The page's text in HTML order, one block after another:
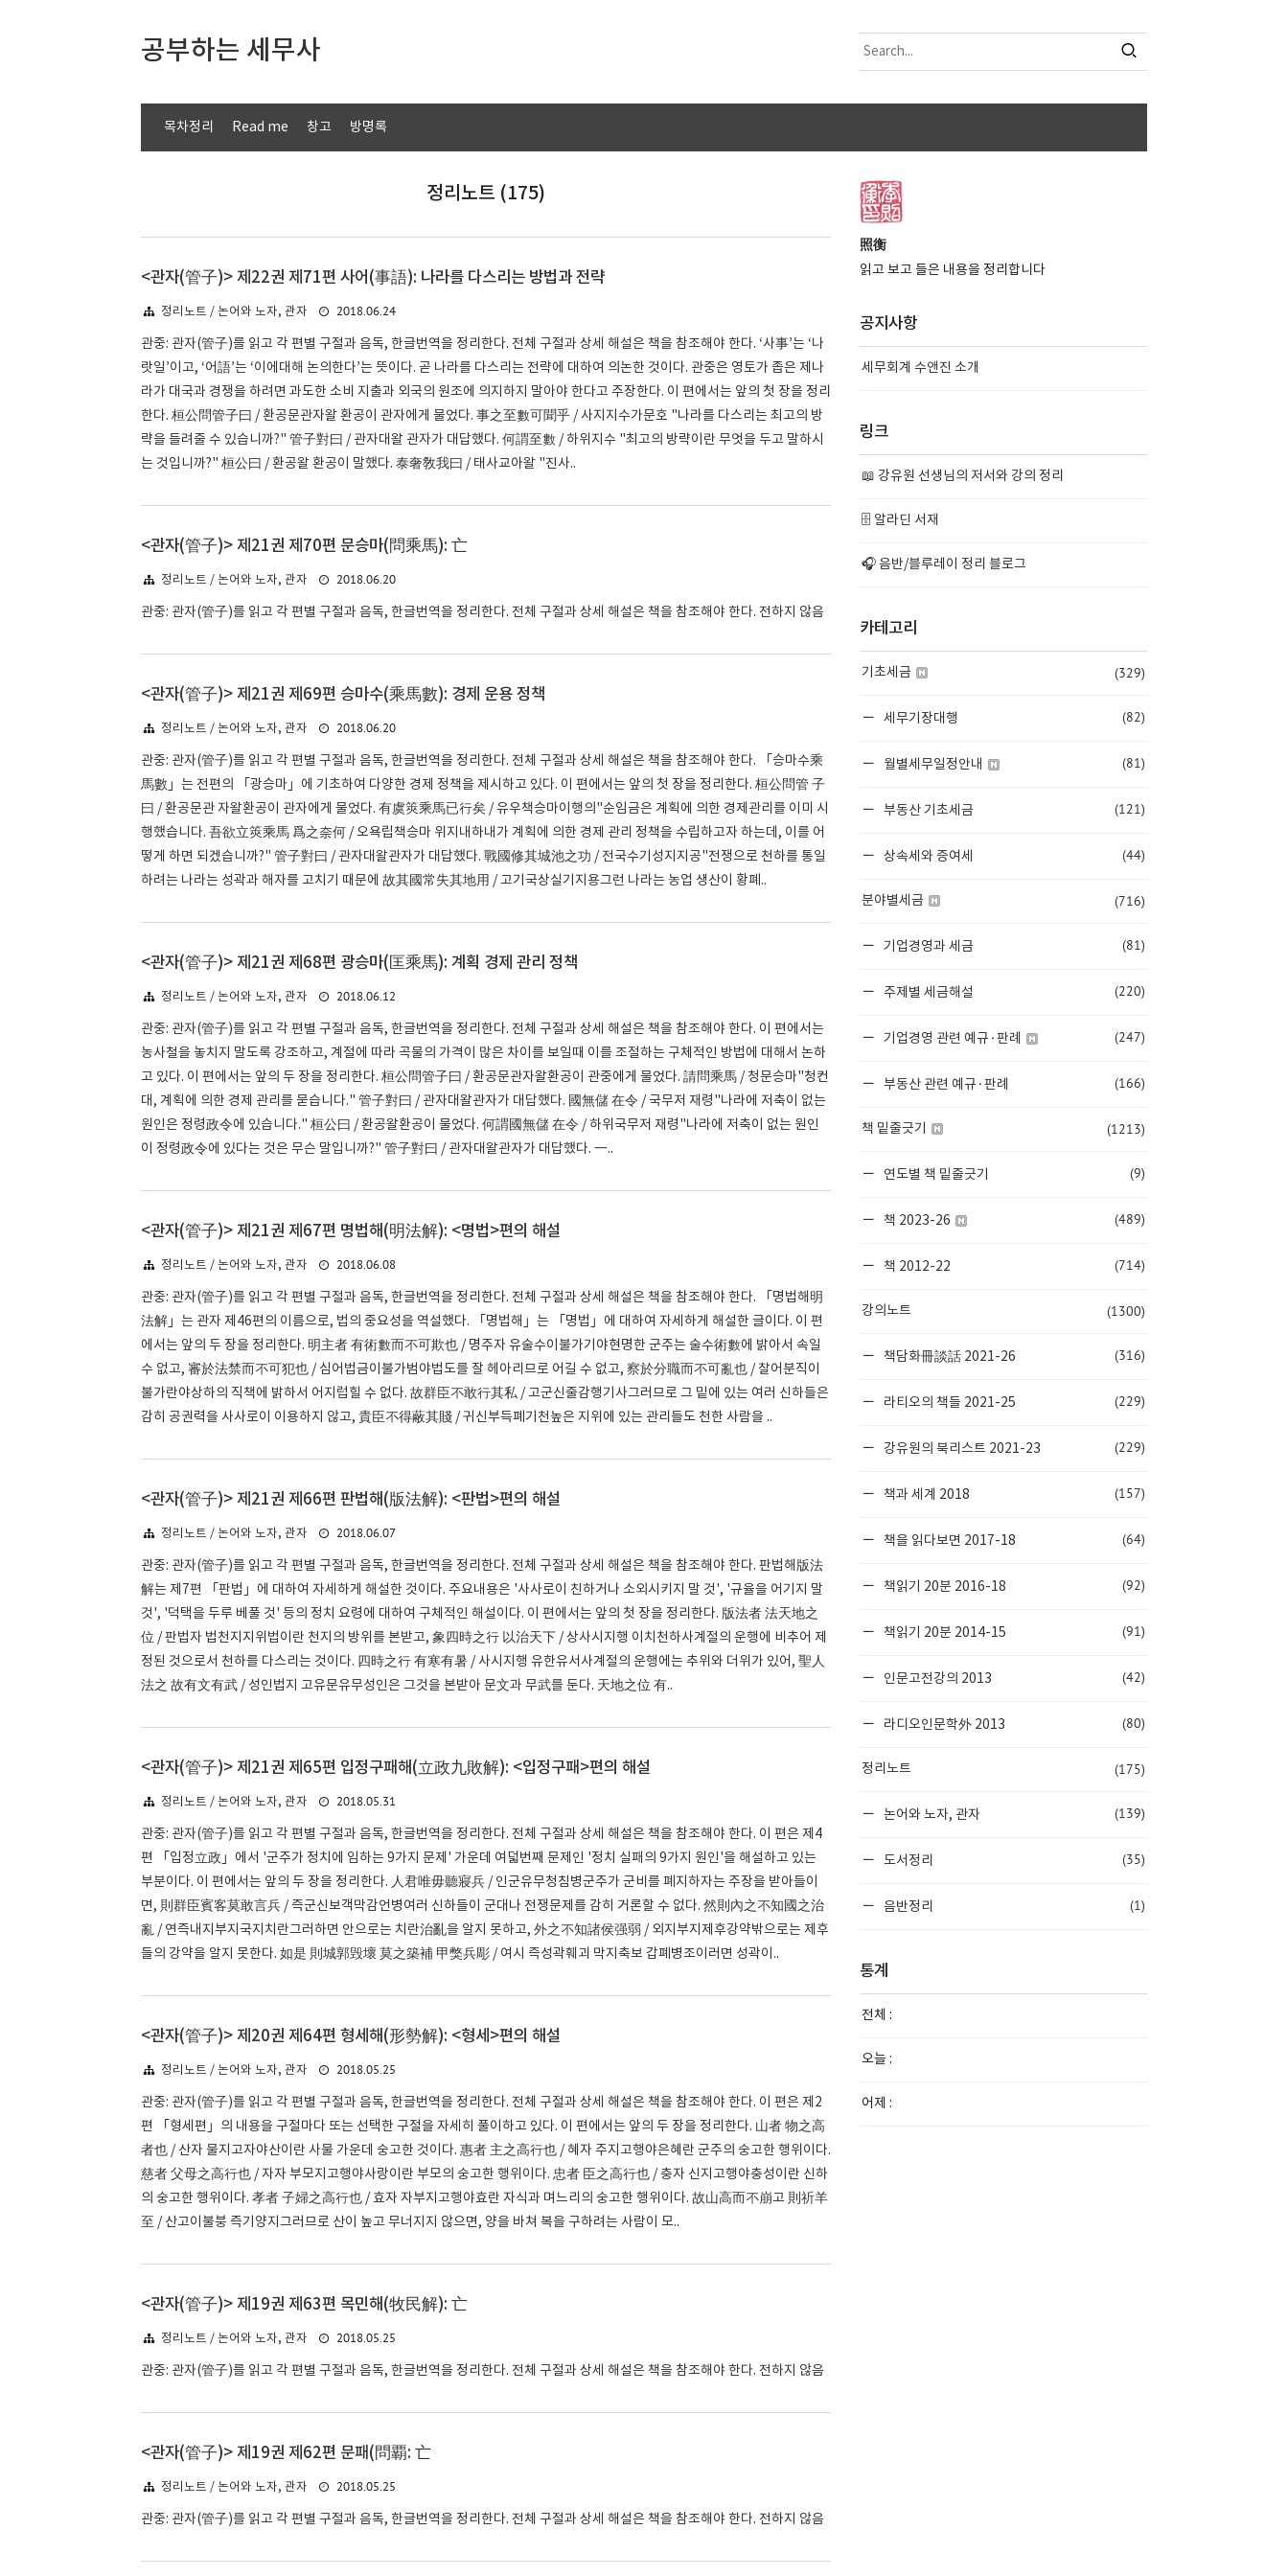
공부하는 세무사
목차정리 Read me 창고 방명록
정리노트 (175)
<관자(管子)> 제22권 제71편 사어(事語): 나라를 다스리는 방법과 전략
정리노트 / 논어와 노자, 관자 2018.06.24
관중: 관자(管子)를 읽고 각 편별 구절과 음독, 한글번역을 정리한다. 전체 구절과 상세 해설은 책을 참조해야 한다. ‘사事’는 ‘나
랏일’이고, ‘어語’는 ‘이에대해 논의한다’는 뜻이다. 곧 나라를 다스리는 전략에 대하여 의논한 것이다. 관중은 영토가 좁은 제나
라가 대국과 경쟁을 하려면 과도한 소비 지출과 외국의 원조에 의지하지 말아야 한다고 주장한다. 이 편에서는 앞의 첫 장을 정리
한다. 桓公問管子曰 / 환공문관자왈 환공이 관자에게 물었다. 事之至數可聞乎 / 사지지수가문호 "나라를 다스리는 최고의 방
략을 들려줄 수 있습니까?" 管子對曰 / 관자대왈 관자가 대답했다. 何謂至數 / 하위지수 "최고의 방략이란 무엇을 두고 말하시
는 것입니까?" 桓公曰 / 환공왈 환공이 말했다. 泰奢敎我曰 / 태사교아왈 "진사..
<관자(管子)> 제21권 제70편 문승마(問乘馬): 亡
정리노트 / 논어와 노자, 관자 2018.06.20
관중: 관자(管子)를 읽고 각 편별 구절과 음독, 한글번역을 정리한다. 전체 구절과 상세 해설은 책을 참조해야 한다. 전하지 않음
<관자(管子)> 제21권 제69편 승마수(乘馬數): 경제 운용 정책
정리노트 / 논어와 노자, 관자 2018.06.20
관중: 관자(管子)를 읽고 각 편별 구절과 음독, 한글번역을 정리한다. 전체 구절과 상세 해설은 책을 참조해야 한다. 「승마수乘
馬數」는 전편의 「광승마」에 기초하여 다양한 경제 정책을 제시하고 있다. 이 편에서는 앞의 첫 장을 정리한다. 桓公問管 子
曰 / 환공문관 자왈환공이 관자에게 물었다. 有虞筴乘馬已行矣 / 유우책승마이행의"순임금은 계획에 의한 경제관리를 이미 시
행했습니다. 吾欲立筴乘馬 爲之奈何 / 오욕립책승마 위지내하내가 계획에 의한 경제 관리 정책을 수립하고자 하는데, 이를 어
떻게 하면 되겠습니까?" 管子對曰 / 관자대왈관자가 대답했다. 戰國修其城池之功 / 전국수기성지지공"전쟁으로 천하를 통일
하려는 나라는 성곽과 해자를 고치기 때문에 故其國常失其地用 / 고기국상실기지용그런 나라는 농업 생산이 황폐..
<관자(管子)> 제21권 제68편 광승마(匡乘馬): 계획 경제 관리 정책
정리노트 / 논어와 노자, 관자 2018.06.12
관중: 관자(管子)를 읽고 각 편별 구절과 음독, 한글번역을 정리한다. 전체 구절과 상세 해설은 책을 참조해야 한다. 이 편에서는
농사철을 놓치지 말도록 강조하고, 계절에 따라 곡물의 가격이 많은 차이를 보일때 이를 조절하는 구체적인 방법에 대해서 논하
고 있다. 이 편에서는 앞의 두 장을 정리한다. 桓公問管子曰 / 환공문관자왈환공이 관중에게 물었다. 請問乘馬 / 청문승마"청컨
대, 계획에 의한 경제 관리를 묻습니다." 管子對曰 / 관자대왈관자가 대답했다. 國無儲 在令 / 국무저 재령"나라에 저축이 없는
원인은 정령政令에 있습니다." 桓公曰 / 환공왈환공이 물었다. 何謂國無儲 在令 / 하위국무저 재령"나라에 저축이 없는 원인
이 정령政令에 있다는 것은 무슨 말입니까?" 管子對曰 / 관자대왈관자가 대답했다. 一..
<관자(管子)> 제21권 제67편 명법해(明法解): <명법>편의 해설
정리노트 / 논어와 노자, 관자 2018.06.08
관중: 관자(管子)를 읽고 각 편별 구절과 음독, 한글번역을 정리한다. 전체 구절과 상세 해설은 책을 참조해야 한다. 「명법해明
法解」는 관자 제46편의 이름으로, 법의 중요성을 역설했다. 「명법해」는 「명법」에 대하여 자세하게 해설한 글이다. 이 편
에서는 앞의 두 장을 정리한다. 明主者 有術數而不可欺也 / 명주자 유술수이불가기야현명한 군주는 술수術數에 밝아서 속일
수 없고, 審於法禁而不可犯也 / 심어법금이불가범야법도를 잘 헤아리므로 어길 수 없고, 察於分職而不可亂也 / 찰어분직이
불가란야상하의 직책에 밝하서 어지럽힐 수 없다. 故群臣不敢行其私 / 고군신줄감행기사그러므로 그 밑에 있는 여러 신하들은
감히 공권력을 사사로이 이용하지 않고, 貴臣不得蔽其賤 / 귀신부득폐기천높은 지위에 있는 관리들도 천한 사람을 ..
<관자(管子)> 제21권 제66편 판법해(版法解): <판법>편의 해설
정리노트 / 논어와 노자, 관자 2018.06.07
관중: 관자(管子)를 읽고 각 편별 구절과 음독, 한글번역을 정리한다. 전체 구절과 상세 해설은 책을 참조해야 한다. 판법해版法
解는 제7편 「판법」에 대하여 자세하게 해설한 것이다. 주요내용은 '사사로이 친하거나 소외시키지 말 것', '규율을 어기지 말
것', '덕택을 두루 베풀 것' 등의 정치 요령에 대하여 구체적인 해설이다. 이 편에서는 앞의 첫 장을 정리한다. 版法者 法天地之
位 / 판법자 법천지지위법이란 천지의 방위를 본받고, 象四時之行 以治天下 / 상사시지행 이치천하사계절의 운행에 비추어 제
정된 것으로서 천하를 다스리는 것이다. 四時之行 有寒有暑 / 사시지행 유한유서사계절의 운행에는 추위와 더위가 있어, 聖人
法之 故有文有武 / 성인법지 고유문유무성인은 그것을 본받아 문文과 무武를 둔다. 天地之位 有..
<관자(管子)> 제21권 제65편 입정구패해(立政九敗解): <입정구패>편의 해설
정리노트 / 논어와 노자, 관자 2018.05.31
관중: 관자(管子)를 읽고 각 편별 구절과 음독, 한글번역을 정리한다. 전체 구절과 상세 해설은 책을 참조해야 한다. 이 편은 제4
편 「입정立政」에서 '군주가 정치에 임하는 9가지 문제' 가운데 여덟번째 문제인 '정치 실패의 9가지 원인'을 해설하고 있는
부분이다. 이 편에서는 앞의 두 장을 정리한다. 人君唯毋聽寢兵 / 인군유무청침병군주가 군비를 폐지하자는 주장을 받아들이
면, 則群臣賓客莫敢言兵 / 즉군신보객막감언병여러 신하들이 군대나 전쟁문제를 감히 거론할 수 없다. 然則內之不知國之治
亂 / 연즉내지부지국지치란그러하면 안으로는 치란治亂을 알지 못하고, 外之不知諸侯强弱 / 외지부지제후강약밖으로는 제후
들의 강약을 알지 못한다. 如是 則城郭毁壞 莫之築補 甲獘兵彫 / 여시 즉성곽훼괴 막지축보 갑폐병조이러면 성곽이..
<관자(管子)> 제20권 제64편 형세해(形勢解): <형세>편의 해설
정리노트 / 논어와 노자, 관자 2018.05.25
관중: 관자(管子)를 읽고 각 편별 구절과 음독, 한글번역을 정리한다. 전체 구절과 상세 해설은 책을 참조해야 한다. 이 편은 제2
편 「형세편」의 내용을 구절마다 또는 선택한 구절을 자세히 풀이하고 있다. 이 편에서는 앞의 두 장을 정리한다. 山者 物之高
者也 / 산자 물지고자야산이란 사물 가운데 숭고한 것이다. 惠者 主之高行也 / 혜자 주지고행야은혜란 군주의 숭고한 행위이다.
慈者 父母之高行也 / 자자 부모지고행야사랑이란 부모의 숭고한 행위이다. 忠者 臣之高行也 / 충자 신지고행야충성이란 신하
의 숭고한 행위이다. 孝者 子婦之高行也 / 효자 자부지고행야효란 자식과 며느리의 숭고한 행위이다. 故山高而不崩고 則祈羊
至 / 산고이불붕 즉기양지그러므로 산이 높고 무너지지 않으면, 양을 바쳐 복을 구하려는 사람이 모..
<관자(管子)> 제19권 제63편 목민해(牧民解): 亡
정리노트 / 논어와 노자, 관자 2018.05.25
관중: 관자(管子)를 읽고 각 편별 구절과 음독, 한글번역을 정리한다. 전체 구절과 상세 해설은 책을 참조해야 한다. 전하지 않음
<관자(管子)> 제19권 제62편 문패(問覇: 亡
정리노트 / 논어와 노자, 관자 2018.05.25
관중: 관자(管子)를 읽고 각 편별 구절과 음독, 한글번역을 정리한다. 전체 구절과 상세 해설은 책을 참조해야 한다. 전하지 않음
照衡
읽고 보고 들은 내용을 정리합니다
공지사항
세무회계 수앤진 소개
링크
📖 강유원 선생님의 저서와 강의 정리
🗄️ 알라딘 서재
🎧 음반/블루레이 정리 블로그
카테고리
기초세금 (329)
세무기장대행 (82)
월별세무일정안내 (81)
부동산 기초세금 (121)
상속세와 증여세 (44)
분야별세금 (716)
기업경영과 세금 (81)
주제별 세금해설 (220)
기업경영 관련 예규·판례 (247)
부동산 관련 예규·판례 (166)
책 밑줄긋기 (1213)
연도별 책 밑줄긋기 (9)
책 2023-26 (489)
책 2012-22 (714)
강의노트 (1300)
책담화冊談話 2021-26 (316)
라티오의 책들 2021-25 (229)
강유원의 북리스트 2021-23 (229)
책과 세계 2018 (157)
책을 읽다보면 2017-18 (64)
책읽기 20분 2016-18 (92)
책읽기 20분 2014-15 (91)
인문고전강의 2013 (42)
라디오인문학外 2013 (80)
정리노트 (175)
논어와 노자, 관자 (139)
도서정리 (35)
음반정리 (1)
통계
전체 :
오늘 :
어제 :